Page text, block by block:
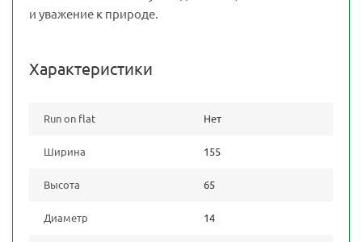
и уважение к природе.
Характеристики
Run on flat Нет
Ширина 155
Высота 65
Диаметр 14